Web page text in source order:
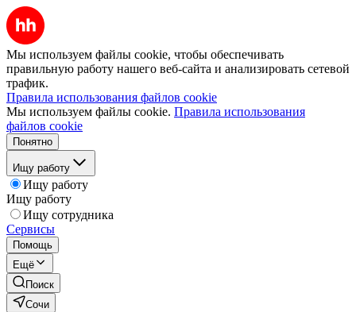
Мы используем файлы cookie, чтобы обеспечивать
правильную работу нашего веб-сайта и анализировать сетевой
трафик.
Правила использования файлов cookie
Мы используем файлы cookie. Правила использования
файлов cookie
Понятно
Ищу работу
Ищу работу
Ищу работу
Ищу сотрудника
Сервисы
Помощь
Ещё
Поиск
Сочи